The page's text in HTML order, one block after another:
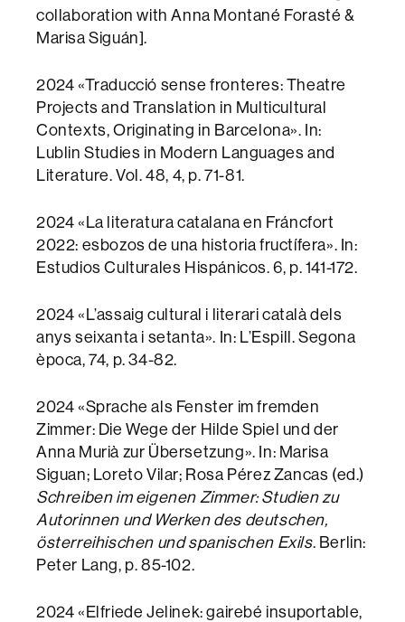
collaboration with Anna Montané Forasté &
Marisa Siguán].
2024 «Traducció sense fronteres: Theatre
Projects and Translation in Multicultural
Contexts, Originating in Barcelona». In:
Lublin Studies in Modern Languages and
Literature. Vol. 48, 4, p. 71-81.
2024 «La literatura catalana en Fráncfort
2022: esbozos de una historia fructífera». In:
Estudios Culturales Hispánicos. 6, p. 141-172.
2024 «L’assaig cultural i literari català dels
anys seixanta i setanta». In: L’Espill. Segona
època, 74, p. 34-82.
2024 «Sprache als Fenster im fremden
Zimmer: Die Wege der Hilde Spiel und der
Anna Murià zur Übersetzung». In: Marisa
Siguan; Loreto Vilar; Rosa Pérez Zancas (ed.)
Schreiben im eigenen Zimmer: Studien zu
Autorinnen und Werken des deutschen,
österreihischen und spanischen Exils. Berlin:
Peter Lang, p. 85-102.
2024 «Elfriede Jelinek: gairebé insuportable,